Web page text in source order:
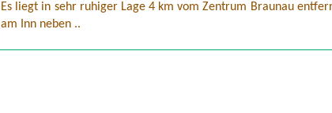
Es liegt in sehr ruhiger Lage 4 km vom Zentrum Braunau
am Inn neben ..